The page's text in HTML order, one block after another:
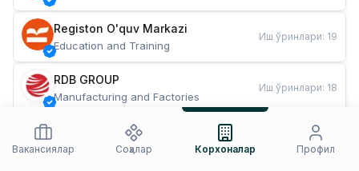
Registon O'quv Markazi
Education and Training
Иш ўринлари: 19
RDB GROUP
Manufacturing and Factories
Иш ўринлари: 18
Restaurants and Fast Food
Иш ўринлари
Вакансиялар
Соҳалар Корхоналар Профил